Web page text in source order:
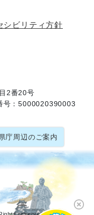
シビリティ方針
2番20号
号：5000020390003
庁周辺のご案内